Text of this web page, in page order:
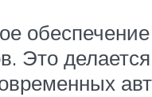
Это